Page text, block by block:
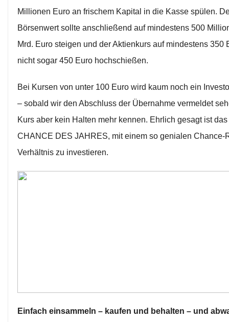
Millionen Euro an frischem Kapital in die Kasse spülen.
Börsenwert sollte anschließend auf mindestens 500
Mrd. Euro steigen und der Aktienkurs auf mindestens 350
nicht sogar 450 Euro hochschießen.
Bei Kursen von unter 100 Euro wird kaum noch ein
– sobald wir den Abschluss der Übernahme vermeldet
Kurs aber kein Halten mehr kennen. Ehrlich gesagt ist
CHANCE DES JAHRES, mit einem so genialen Chance-
Verhältnis zu investieren.
Einfach einsammeln – kaufen und behalten – und